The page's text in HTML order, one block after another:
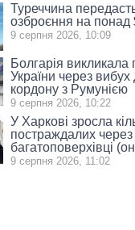
Туреччина передасть
озброєння на понад
9 серпня 2026, 10:09
Болгарія викликала
України через вибух
кордону з Румунією
9 серпня 2026, 10:22
У Харкові зросла
постраждалих
багатоповерхівці
9 серпня 2026, 11:02